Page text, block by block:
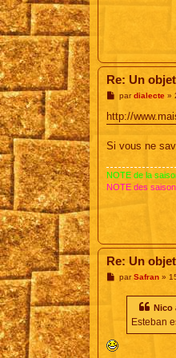
Re: Un
M
s
s
g
pardialecte»
http://
Si vous ne
NOTE de la
NOTE des
Re: Un
MparSafran»
Nico
Esteban